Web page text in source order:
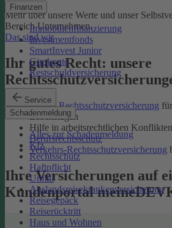
Finanzen
Immobilienfinanzierung
Investmentfonds
SmartInvest Junior
Girokonto
Restschuldversicherung
Service
Schadenmeldung
Alles zur Schadenmeldung
Kfz
Rechtsschutz
Haftpflicht
Unfall
Auslandsreisekrankenversicherung
Reisegepäck
Reiserücktritt
Haus und Wohnen
Mehr über unsere Werte und unser
Bereich Unternehmen.
Das sind wir
Ihr gutes Recht: unsere
Private Rechtsschutzversicherung
Lebenslagen
Hilfe in arbeitsrechtlichen
Berufsrechtsschutz
Verkehrs-Rechtsschutzversicherung
Ihre Versicherungen auf
Kundenportal